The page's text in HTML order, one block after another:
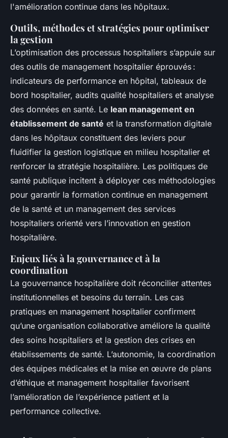
l'amélioration continue dans les hôpitaux.
Outils, méthodes et stratégies pour optimiser
la gestion
L’optimisation des processus hospitaliers s’appuie sur
des outils de management hospitalier éprouvés :
indicateurs de performance en hôpital, tableaux de
bord hospitalier, audits qualité hospitaliers et analyse
des données en santé. Le lean management en
établissement de santé et la transformation digitale
dans les hôpitaux constituent des leviers pour
fluidifier la gestion logistique en milieu hospitalier et
renforcer la stratégie hospitalière. Les politiques de
santé publique incitent à déployer ces méthodologies
pour garantir la formation continue en management
de la santé et un management des services
hospitaliers orienté vers l’innovation en gestion
hospitalière.
Enjeux liés à la gouvernance et à la
coordination
La gouvernance hospitalière doit réconcilier attentes
institutionnelles et besoins du terrain. Les cas
pratiques en management hospitalier confirment
qu’une organisation collaborative améliore la qualité
des soins hospitaliers et la gestion des crises en
établissements de santé. L’autonomie, la coordination
des équipes médicales et la mise en œuvre de plans
d’éthique et management hospitalier favorisent
l’amélioration de l’expérience patient et la
performance collective.